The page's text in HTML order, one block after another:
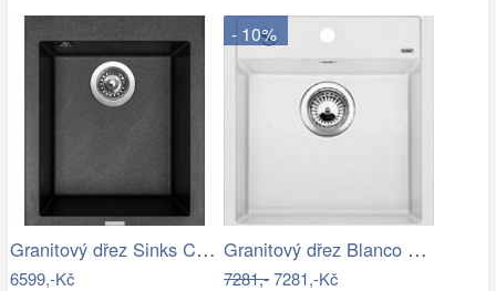
Granitový dřez Sinks CUBE 410 Metalblack
6599,-Kč
- 10%
Granitový dřez Blanco DALAGO 45 bílá s…
7281,-7281,-Kč